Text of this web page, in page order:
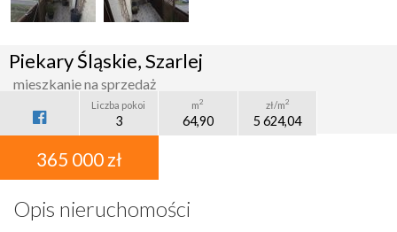
Piekary Śląskie, Szarlej
mieszkanie na sprzedaż
Liczba pokoi
3
m2
64,90
zł/m2
5 624,04
365 000 zł
Opis nieruchomości